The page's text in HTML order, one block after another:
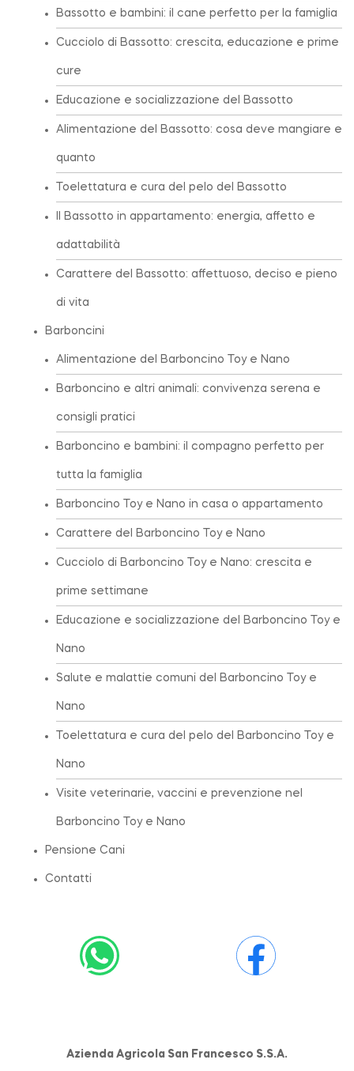
Bassotto e bambini: il cane perfetto per la famiglia
Cucciolo di Bassotto: crescita, educazione e prime
cure
Educazione e socializzazione del Bassotto
Alimentazione del Bassotto: cosa deve mangiare e
quanto
Toelettatura e cura del pelo del Bassotto
Il Bassotto in appartamento: energia, affetto e
adattabilità
Carattere del Bassotto: affettuoso, deciso e pieno
di vita
Barboncini
Alimentazione del Barboncino Toy e Nano
Barboncino e altri animali: convivenza serena e
consigli pratici
Barboncino e bambini: il compagno perfetto per
tutta la famiglia
Barboncino Toy e Nano in casa o appartamento
Carattere del Barboncino Toy e Nano
Cucciolo di Barboncino Toy e Nano: crescita e
prime settimane
Educazione e socializzazione del Barboncino Toy e
Nano
Salute e malattie comuni del Barboncino Toy e
Nano
Toelettatura e cura del pelo del Barboncino Toy e
Nano
Visite veterinarie, vaccini e prevenzione nel
Barboncino Toy e Nano
Pensione Cani
Contatti
Azienda Agricola San Francesco S.S.A.